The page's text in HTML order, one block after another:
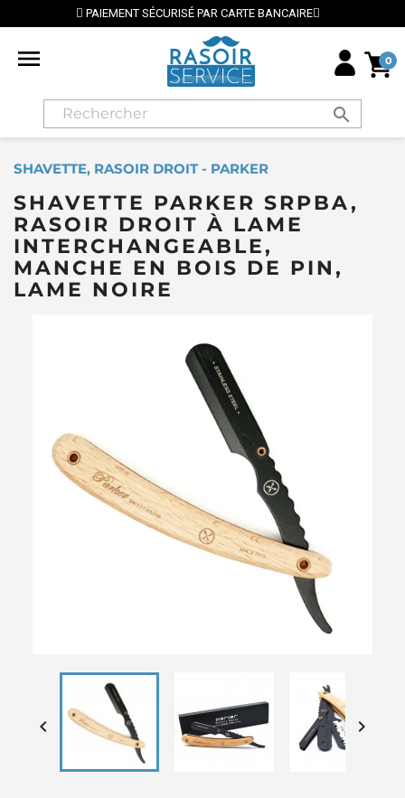
SÉCURISÉ PAR CARTE BANCAIRE ⭐ LIVRAISON
 0
search
SHAVETTE, RASOIR DROIT - PARKER
SHAVETTE PARKER SRPBA,
RASOIR DROIT À LAME
INTERCHANGEABLE,
MANCHE EN BOIS DE PIN,
LAME NOIRE
 